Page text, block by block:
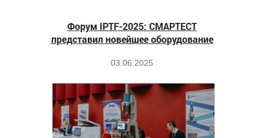
Форум IPTF-2025: СМАРТЕСТ
представил новейшее оборудование
03.06.2025